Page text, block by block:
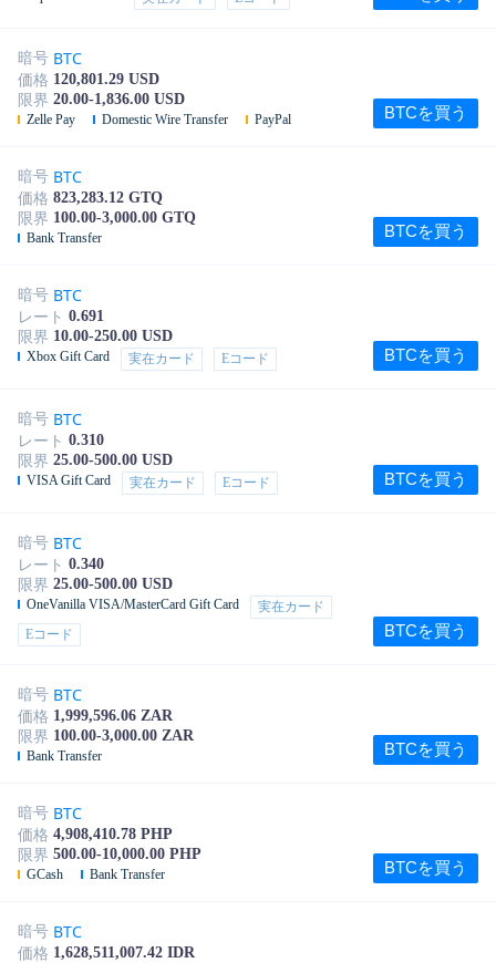
暗号 BTC
価格 120,801.29 USD
限界 20.00-1,836.00 USD
Zelle Pay Domestic Wire Transfer PayPal BTCを買う
暗号 BTC
価格 823,283.12 GTQ
限界 100.00-3,000.00 GTQ
Bank Transfer BTCを買う
暗号 BTC
レート 0.691
限界 10.00-250.00 USD
Xbox Gift Card 実在カード Eコード BTCを買う
暗号 BTC
レート 0.310
限界 25.00-500.00 USD
VISA Gift Card 実在カード Eコード BTCを買う
暗号 BTC
レート 0.340
限界 25.00-500.00 USD
OneVanilla VISA/MasterCard Gift Card
実在カード
Eコード
BTCを買う
暗号 BTC
価格 1,999,596.06 ZAR
限界 100.00-3,000.00 ZAR
Bank Transfer BTCを買う
暗号 BTC
価格 4,908,410.78 PHP
限界 500.00-10,000.00 PHP
GCash Bank Transfer BTCを買う
暗号 BTC
価格 1,628,511,007.42 IDR